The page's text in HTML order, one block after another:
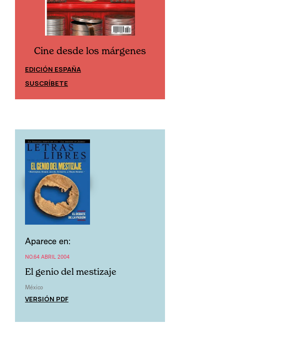
Cine desde los márgenes
EDICIÓN ESPAÑA
SUSCRÍBETE
Aparece en:
NO.64 ABRIL 2004
El genio del mestizaje
México
VERSIÓN PDF